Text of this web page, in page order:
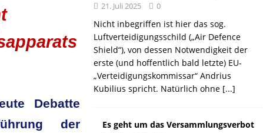
kassiert
seine eigenen Genossen verriet DER REVOLUTIONÄR
Debatte
der
21. Juli 2025 0
Nicht inbegriffen ist hier das sog.
Luftverteidigungsschild („Air Defence
Shield“), von dessen Notwendigkeit der
erste (und hoffentlich bald letzte) EU-
„Verteidigungskommissar“ Andrius
Kubilius spricht. Natürlich ohne [...]
Es geht um das Versammlungsverbot